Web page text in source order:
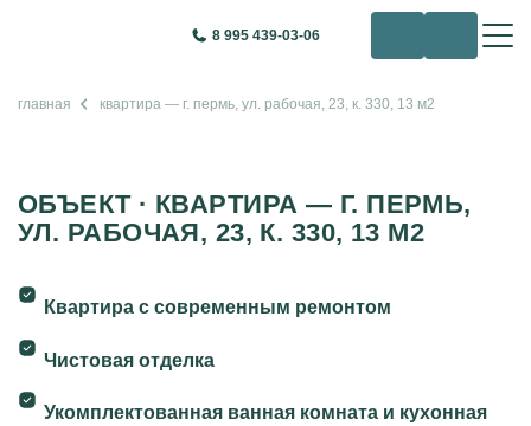
8 995 439-03-06
главная квартира — г. пермь, ул. рабочая, 23, к. 330, 13 м2
ОБЪЕКТ · КВАРТИРА — Г. ПЕРМЬ,
УЛ. РАБОЧАЯ, 23, К. 330, 13 М2
Квартира с современным ремонтом
Чистовая отделка
Укомплектованная ванная комната и кухонная